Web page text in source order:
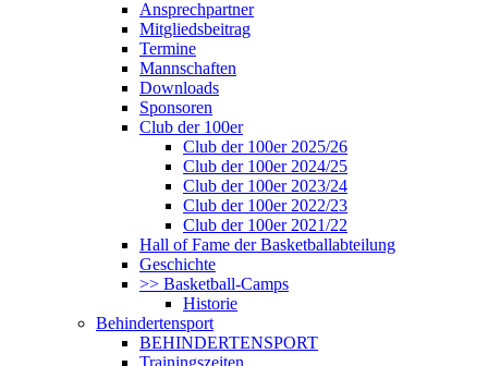
Ansprechpartner
Mitgliedsbeitrag
Termine
Mannschaften
Downloads
Sponsoren
Club der 100er
Club der 100er 2025/26
Club der 100er 2024/25
Club der 100er 2023/24
Club der 100er 2022/23
Club der 100er 2021/22
Hall of Fame der Basketballabteilung
Geschichte
>> Basketball-Camps
Historie
Behindertensport
BEHINDERTENSPORT
Trainingszeiten